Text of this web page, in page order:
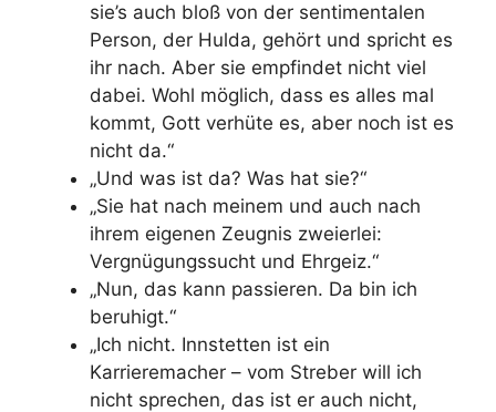
sie’s auch bloß von der sentimentalen
Person, der Hulda, gehört und spricht es
ihr nach. Aber sie empfindet nicht viel
dabei. Wohl möglich, dass es alles mal
kommt, Gott verhüte es, aber noch ist es
nicht da.“
„Und was ist da? Was hat sie?“
„Sie hat nach meinem und auch nach
ihrem eigenen Zeugnis zweierlei:
Vergnügungssucht und Ehrgeiz.“
„Nun, das kann passieren. Da bin ich
beruhigt.“
„Ich nicht. Innstetten ist ein
Karrieremacher – vom Streber will ich
nicht sprechen, das ist er auch nicht,